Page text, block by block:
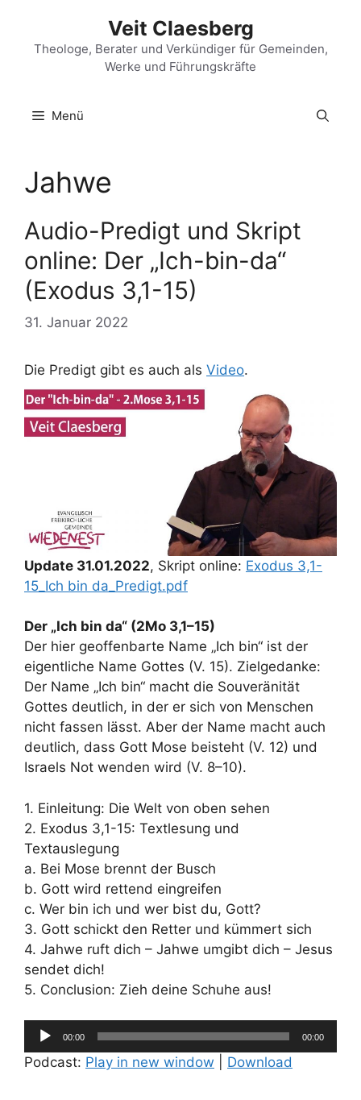
springen
Veit Claesberg
Theologe, Berater und Verkündiger für Gemeinden,
Werke und Führungskräfte
Menü
Jahwe
Audio-Predigt und Skript
online: Der „Ich-bin-da“
(Exodus 3,1-15)
31. Januar 2022
Die Predigt gibt es auch als Video.
Update 31.01.2022, Skript online: Exodus 3,1-
15_Ich bin da_Predigt.pdf
Der „Ich bin da“ (2Mo 3,1–15)
Der hier geoffenbarte Name „Ich bin“ ist der
eigentliche Name Gottes (V. 15). Zielgedanke:
Der Name „Ich bin“ macht die Souveränität
Gottes deutlich, in der er sich von Menschen
nicht fassen lässt. Aber der Name macht auch
deutlich, dass Gott Mose beisteht (V. 12) und
Israels Not wenden wird (V. 8–10).
1. Einleitung: Die Welt von oben sehen
2. Exodus 3,1-15: Textlesung und
Textauslegung
a. Bei Mose brennt der Busch
b. Gott wird rettend eingreifen
c. Wer bin ich und wer bist du, Gott?
3. Gott schickt den Retter und kümmert sich
4. Jahwe ruft dich – Jahwe umgibt dich – Jesus
sendet dich!
5. Conclusion: Zieh deine Schuhe aus!
Audio-
Player
00:00 00:00
Podcast: Play in new window Download